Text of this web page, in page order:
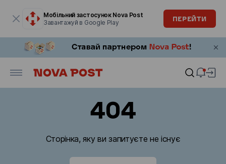
Мобільний застосунок Nova Post
Завантажуй в Google Play
ПЕРЕЙТИ
404
Сторінка, яку ви запитуєте не існує